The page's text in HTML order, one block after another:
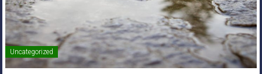
Uncategorized